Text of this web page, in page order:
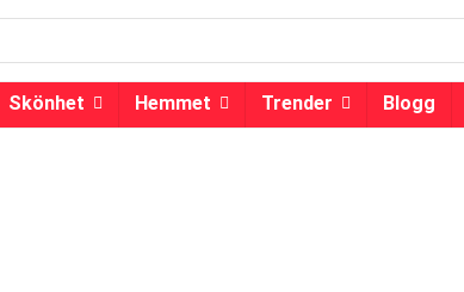
Skönhet Hemmet Trender Blogg